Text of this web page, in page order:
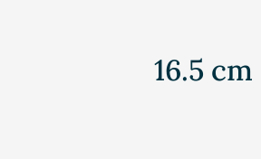
16.5 cm